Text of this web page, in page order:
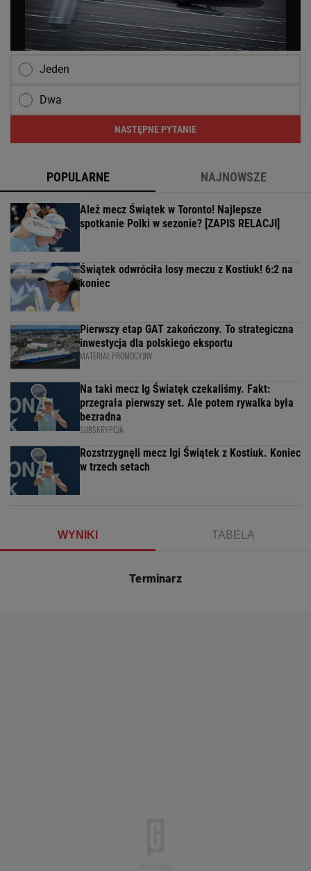
Jeden
Dwa
NASTĘPNE PYTANIE
POPULARNE NAJNOWSZE
Ależ mecz Świątek w Toronto! Najlepsze
spotkanie Polki w sezonie? [ZAPIS RELACJI]
Świątek odwróciła losy meczu z Kostiuk! 6:2 na
koniec
Pierwszy etap GAT zakończony. To strategiczna
inwestycja dla polskiego eksportu
MATERIAŁ PROMOCYJNY
Na taki mecz Ig Światęk czekaliśmy. Fakt:
przegrała pierwszy set. Ale potem rywalka była
bezradna
SUBSKRYPCJA
Rozstrzygnęli mecz Igi Świątek z Kostiuk. Koniec
w trzech setach
WYNIKI TABELA
Terminarz